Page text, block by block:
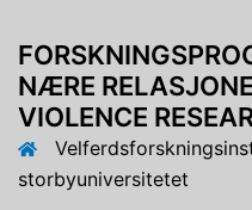
NÆRE
VIOLENCE
storbyuniversitetet